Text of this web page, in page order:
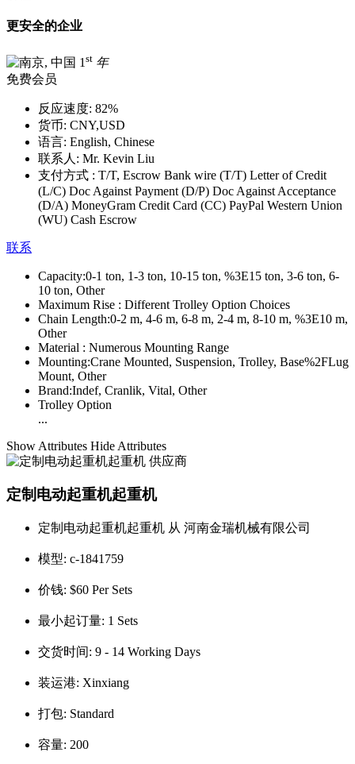
更安全的企业
1 st 年
免费会员
反应速度: 82%
货币: CNY,USD
语言: English, Chinese
联系人: Mr. Kevin Liu
支付方式 : T/T, Escrow Bank wire (T/T) Letter of Credit
(L/C) Doc Against Payment (D/P) Doc Against Acceptance
(D/A) MoneyGram Credit Card (CC) PayPal Western Union
(WU) Cash Escrow
联系
Capacity:0-1 ton, 1-3 ton, 10-15 ton, %3E15 ton, 3-6 ton, 6-
10 ton, Other
Maximum Rise : Different Trolley Option Choices
Chain Length:0-2 m, 4-6 m, 6-8 m, 2-4 m, 8-10 m, %3E10 m,
Other
Material : Numerous Mounting Range
Mounting:Crane Mounted, Suspension, Trolley, Base%2FLug
Mount, Other
Brand:Indef, Cranlik, Vital, Other
Trolley Option
...
Show Attributes Hide Attributes
定制电动起重机起重机
定制电动起重机起重机 从 河南金瑞机械有限公司
模型: c-1841759
价钱: $60 Per Sets
最小起订量: 1 Sets
交货时间: 9 - 14 Working Days
装运港: Xinxiang
打包: Standard
容量: 200